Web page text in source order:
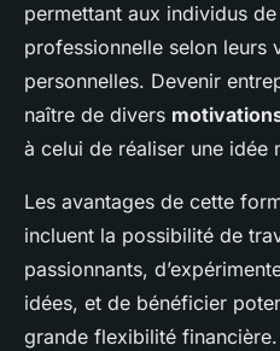
permettant aux individus
professionnelle selon leurs
personnelles. Devenir
naître de divers
à celui de réaliser une idée
Les avantages de cette
incluent la possibilité de
passionnants,
idées, et de bénéficier
grande flexibilité